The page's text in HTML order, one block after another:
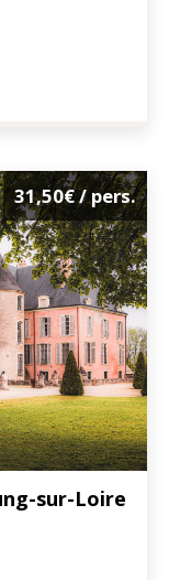
sur-Loire
31,50€/ pers.